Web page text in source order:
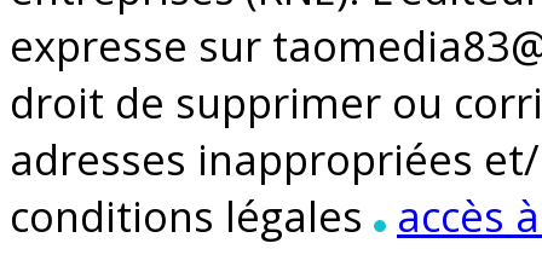
expresse sur
droit de supprimer ou
adresses inappropriées
conditions légales
accès